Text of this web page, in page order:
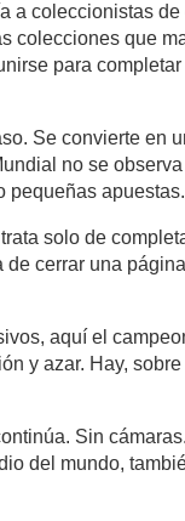
coleccionistas
colecciones que
para
Se convierte en
no se
pequeñas apuestas.
solo de
cerrar una
aquí el
y azar. Hay,
Sin
del mundo,